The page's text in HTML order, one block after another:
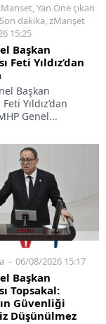
,Yan Öne çıkan
dakika,zManşet
15:25
Başkan
Feti Yıldız’dan
Başkan
Feti Yıldız’dan
Genel...
06/08/2026 15:17
Başkan
Topsakal:
Güvenliği
Düşünülmez